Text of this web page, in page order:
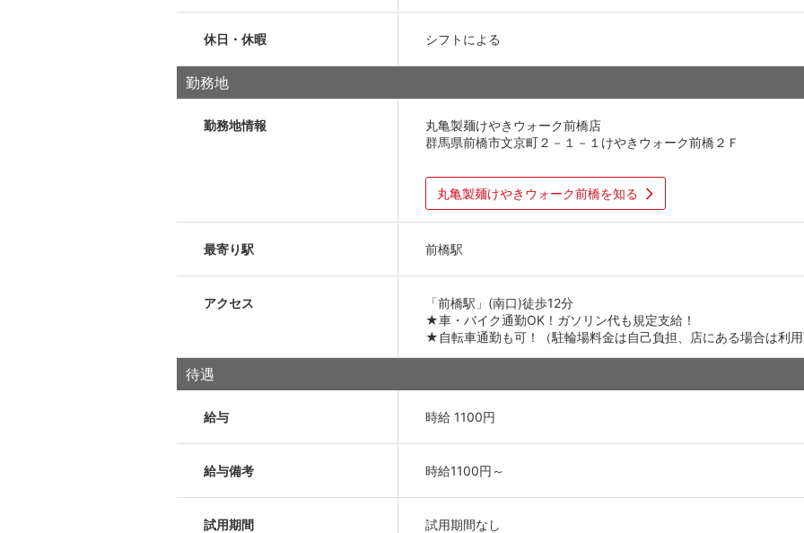
休日・休暇 シフトによる
勤務地
勤務地情報
丸亀製麺けやきウォーク前橋店
群馬県前橋市文京町２－１－１けやきウォーク前橋２Ｆ
丸亀製麺けやきウォーク前橋を知る
最寄り駅 前橋駅
アクセス
「前橋駅」(南口)徒歩12分
★車・バイク通勤OK！ガソリン代も規定支給！
★自転車通勤も可！（駐輪場料金は自己負担、店にある場合は利
待遇
給与 時給 1100円
給与備考 時給1100円～
試用期間 試用期間なし